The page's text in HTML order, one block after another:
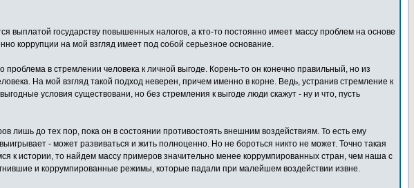
выплатой государству повышенных налогов, а кто-то постоянно имеет массу проблем на основе
коррупции на мой взгляд имеет под собой серьезное основание.
в стремлении человека к личной выгоде. Корень-то он конечно правильный, но из
На мой взгляд такой подход неверен, причем именно в корне. Ведь, устранив стремление к
условия существовани, но без стремления к выгоде люди скажут - ну и что, пусть
лишь до тех пор, пока он в состоянии противостоять внешним воздействиям. То есть ему
- может развиваться и жить полноценно. Но не бороться никто не может. Точно такая
к истории, то найдем массу примеров значительно менее коррумпированных стран, чем наша с
и коррумпированные режимы, которые падали при малейшем воздействии извне.